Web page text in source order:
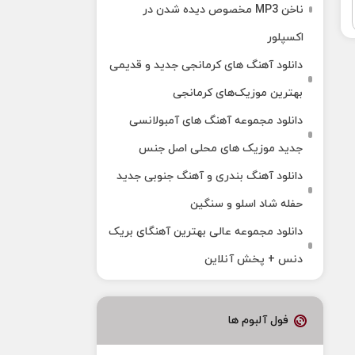
ناخن MP3 مخصوص دیده شدن در
اکسپلور
دانلود آهنگ‌ های کرمانجی جدید و قدیمی
بهترین موزیک‌های کرمانجی
دانلود مجموعه آهنگ های آمبولانسی
جدید موزیک های محلی اصل جنس
دانلود آهنگ بندری و آهنگ جنوبی جدید
حفله شاد اسلو و سنگین
دانلود مجموعه عالی بهترین آهنگای بریک
دنس + پخش آنلاین
فول آلبوم ها